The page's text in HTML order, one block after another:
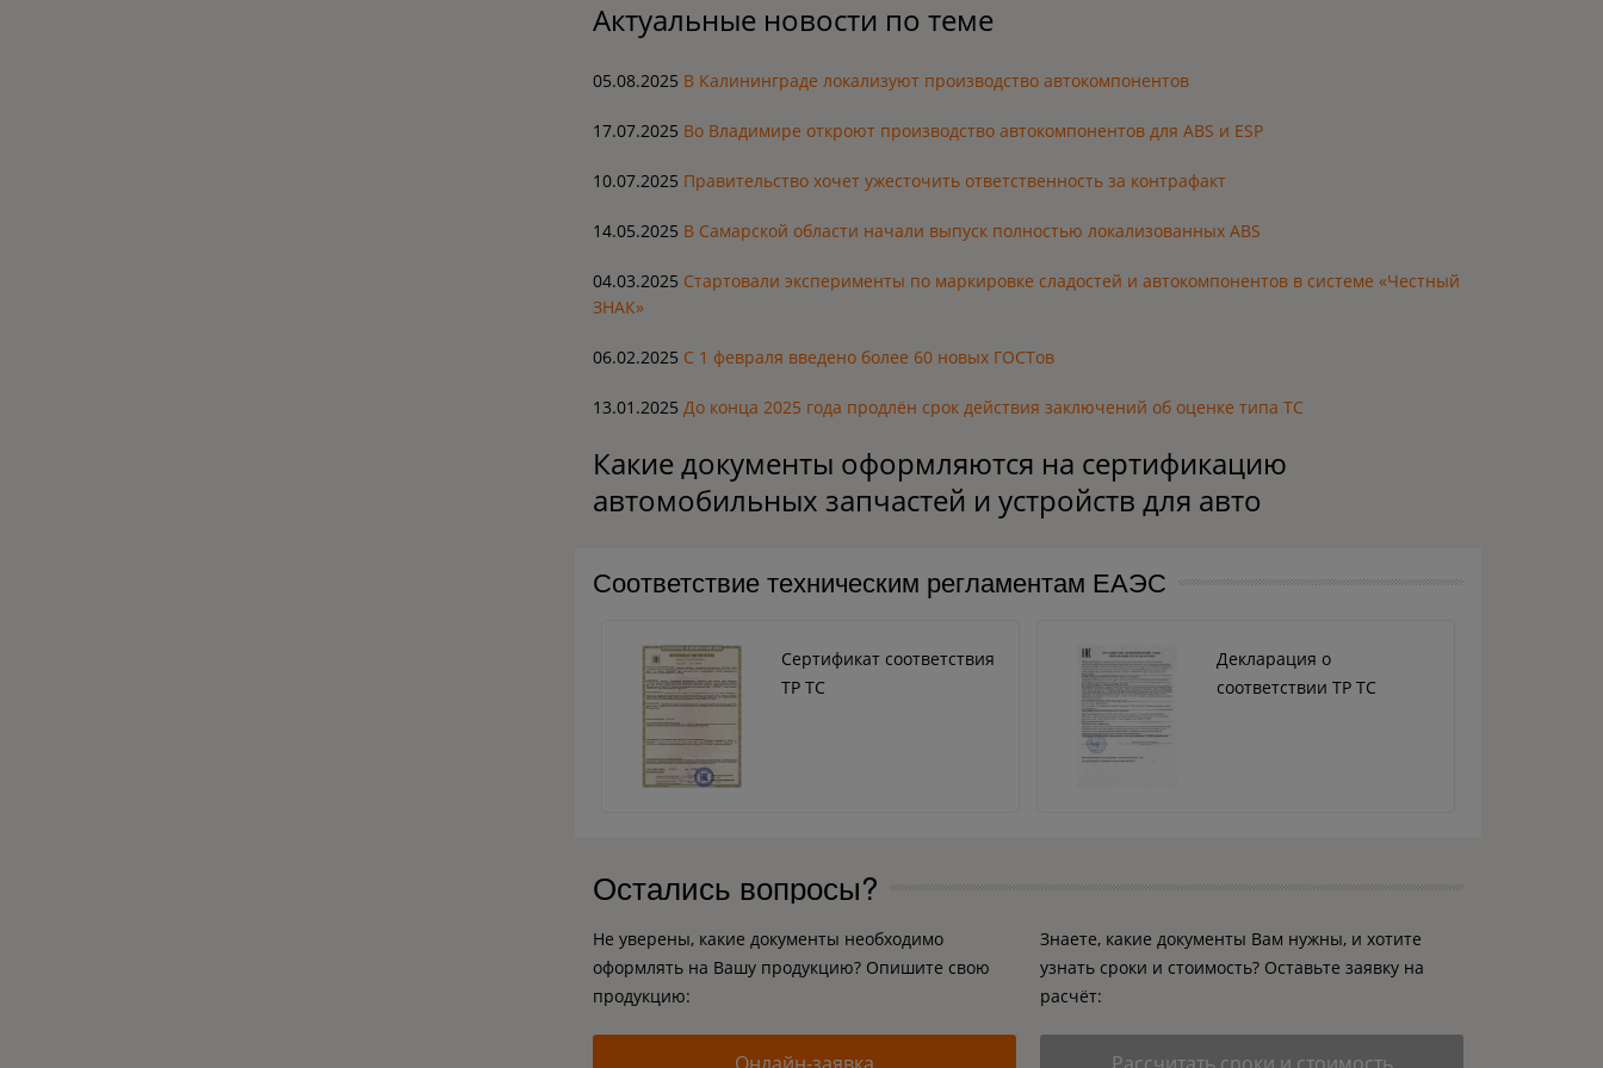
Актуальные новости по теме
05.08.2025 В Калининграде локализуют производство автокомпонентов
17.07.2025 Во Владимире откроют производство автокомпонентов для ABS и ESP
10.07.2025 Правительство хочет ужесточить ответственность за контрафакт
14.05.2025 В Самарской области начали выпуск полностью локализованных ABS
04.03.2025 Стартовали эксперименты по маркировке сладостей и автокомпонентов в системе «Честный
ЗНАК»
06.02.2025 С 1 февраля введено более 60 новых ГОСТов
13.01.2025 До конца 2025 года продлён срок действия заключений об оценке типа ТС
Какие документы оформляются на сертификацию
автомобильных запчастей и устройств для авто
Соответствие техническим регламентам ЕАЭС
Сертификат соответствия
ТР ТС
Декларация о
соответствии ТР ТС
Остались вопросы?
Не уверены, какие документы необходимо
оформлять на Вашу продукцию? Опишите свою
продукцию:
Знаете, какие документы Вам нужны, и хотите
узнать сроки и стоимость? Оставьте заявку на
расчёт: